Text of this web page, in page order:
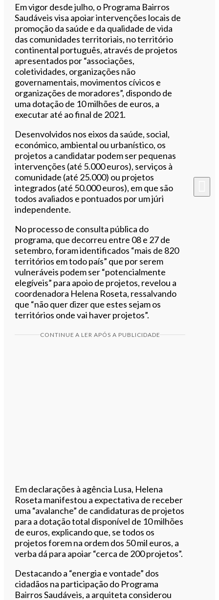
Em vigor desde julho, o Programa Bairros
Saudáveis visa apoiar intervenções locais de
promoção da saúde e da qualidade de vida
das comunidades territoriais, no território
continental português, através de projetos
apresentados por “associações,
coletividades, organizações não
governamentais, movimentos cívicos e
organizações de moradores”, dispondo de
uma dotação de 10 milhões de euros, a
executar até ao final de 2021.
Desenvolvidos nos eixos da saúde, social,
económico, ambiental ou urbanístico, os
projetos a candidatar podem ser pequenas
intervenções (até 5.000 euros), serviços à
comunidade (até 25.000) ou projetos
integrados (até 50.000 euros), em que são
todos avaliados e pontuados por um júri
independente.
No processo de consulta pública do
programa, que decorreu entre 08 e 27 de
setembro, foram identificados “mais de 820
territórios em todo país” que por serem
vulneráveis podem ser “potencialmente
elegíveis” para apoio de projetos, revelou a
coordenadora Helena Roseta, ressalvando
que “não quer dizer que estes sejam os
territórios onde vai haver projetos”.
CONTINUE A LER APÓS A PUBLICIDADE
Em declarações à agência Lusa, Helena
Roseta manifestou a expectativa de receber
uma “avalanche” de candidaturas de projetos
para a dotação total disponível de 10 milhões
de euros, explicando que, se todos os
projetos forem na ordem dos 50 mil euros, a
verba dá para apoiar “cerca de 200 projetos”.
Destacando a “energia e vontade” dos
cidadãos na participação do Programa
Bairros Saudáveis, a arquiteta considerou